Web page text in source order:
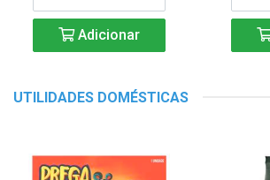
Adicionar
UTILIDADES DOMÉSTICAS